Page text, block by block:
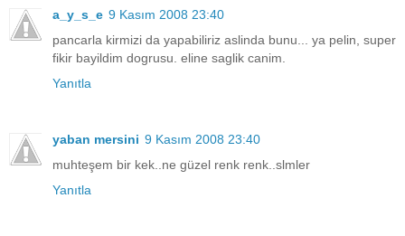
a_y_s_e 9 Kasım 2008 23:40
pancarla kirmizi da yapabiliriz aslinda bunu... ya pelin, super
fikir bayildim dogrusu. eline saglik canim.
Yanıtla
yaban mersini 9 Kasım 2008 23:40
muhteşem bir kek..ne güzel renk renk..slmler
Yanıtla